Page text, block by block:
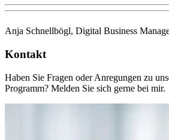
Anja Schnellbögl, Digital Business
Kontakt
Haben Sie Fragen oder Anregungen zu
Programm? Melden Sie sich gerne bei mir.